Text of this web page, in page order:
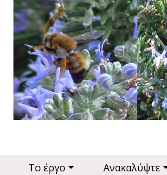
Main navigation
Το έργο Ανακαλύψτε